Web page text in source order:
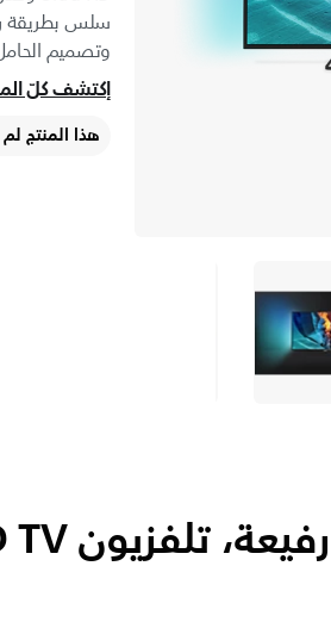
سلس بطريقة
وتصميم
إكتشف كلّ
هذا المنتج